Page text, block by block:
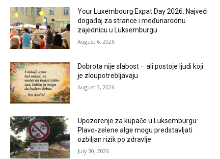
Your Luxembourg Expat Day 2026: Najveći
događaj za strance i međunarodnu
zajednicu u Luksemburgu
August 6, 2026
Dobrota nije slabost – ali postoje ljudi koji
je zloupotrebljavaju
August 3, 2026
Upozorenje za kupače u Luksemburgu:
Plavo-zelene alge mogu predstavljati
ozbiljan rizik po zdravlje
July 30, 2026